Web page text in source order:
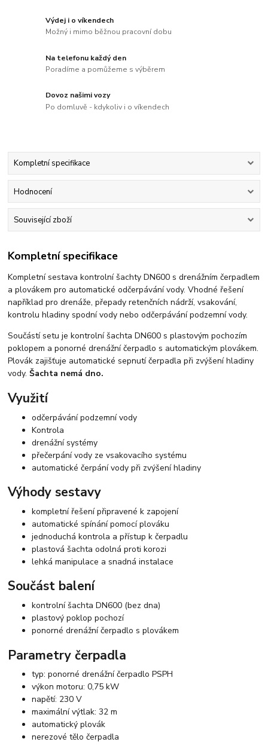
Výdej i o víkendech
Možný i mimo běžnou pracovní dobu
Na telefonu každý den
Poradíme a pomůžeme s výběrem
Dovoz našimi vozy
Po domluvě - kdykoliv i o víkendech
Kompletní specifikace
Hodnocení
Související zboží
Kompletní specifikace
Kompletní sestava kontrolní šachty DN600 s drenážním čerpadlem
a plovákem pro automatické odčerpávání vody. Vhodné řešení
například pro drenáže, přepady retenčních nádrží, vsakování,
kontrolu hladiny spodní vody nebo odčerpávání podzemní vody.
Součástí setu je kontrolní šachta DN600 s plastovým pochozím
poklopem a ponorné drenážní čerpadlo s automatickým plovákem.
Plovák zajišťuje automatické sepnutí čerpadla při zvýšení hladiny
vody.Šachta nemá dno.
Využití
odčerpávání podzemní vody
Kontrola
drenážní systémy
přečerpání vody ze vsakovacího systému
automatické čerpání vody při zvýšení hladiny
Výhody sestavy
kompletní řešení připravené k zapojení
automatické spínání pomocí plováku
jednoduchá kontrola a přístup k čerpadlu
plastová šachta odolná proti korozi
lehká manipulace a snadná instalace
Součást balení
kontrolní šachta DN600 (bez dna)
plastový poklop pochozí
ponorné drenážní čerpadlo s plovákem
Parametry čerpadla
typ: ponorné drenážní čerpadlo PSPH
výkon motoru: 0,75 kW
napětí: 230 V
maximální výtlak: 32 m
automatický plovák
nerezové tělo čerpadla